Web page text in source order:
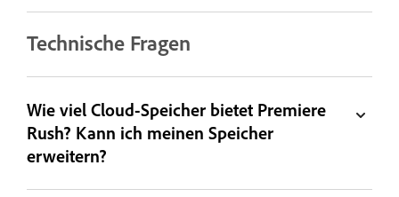
Technische Fragen
Wie viel Cloud-Speicher bietet Premiere
Rush? Kann ich meinen Speicher
erweitern?